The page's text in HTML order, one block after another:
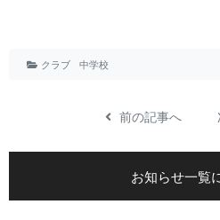
クラブ 中学校
前の記事へ
お知らせ一覧